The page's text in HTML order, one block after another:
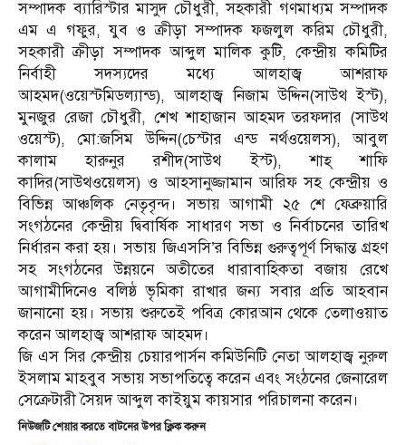
সম্পাদক ব্যারিস্টার মাসুদ চৌধুরী, সহকারী গণমাধ্যম সম্পাদক
এম এ গফুর, যুব ‌ও ক্রীড়া সম্পাদক ফজলুল করিম চৌধুরী,
সহকারী ক্রীড়া সম্পাদক আব্দুল মালিক কুটি, কেন্দ্রীয় কমিটির
নির্বাহী সদস্যদের মধ্যে আলহাজ্ব আশরাফ
আহমদ(ওয়েস্টমিডল্যান্ড), আলহাজ্ব নিজাম উদ্দিন(সাউথ ইস্ট),
মুনজুর রেজা চৌধুরী, শেখ শাহাজান আহমদ তরফদার (সাউথ
ওয়েস্ট), মো:জসিম উদ্দিন(চেস্টার এন্ড নর্থওয়েলস), আবুল
কালাম হারুনুর রশীদ(সাউথ ইস্ট), শাহ্‌ শাফি
কাদির(সাউথওয়েলস) ও আহসানুজ্জামান আরিফ সহ কেন্দ্রীয় ও
বিভিন্ন আঞ্চলিক নেতৃবৃন্দ। সভায় আগামী ২৫ শে ফেব্রুয়ারি
সংগঠনের কেন্দ্রীয় দ্বিবার্ষিক সাধারণ সভা ও নির্বাচনের তারিখ
নির্ধারন করা হয়। সভায় জিএসসি’র বিভিন্ন গুরুত্বপূর্ণ সিদ্ধান্ত গ্রহণ
সহ সংগঠনের উন্নয়নে অতীতের ধারাবাহিকতা বজায় রেখে
আগামীদিনেও বলিষ্ঠ ভৃমিকা রাখার জন্য সবার প্রতি আহবান
জানানো হয়। সভায় শুরুতেই পবিত্র কোরআন থেকে তেলাওয়াত
করেন আলহাজ্ব আশরাফ আহমদ।
জি এস সির কেন্দ্রীয় চেয়ারপার্সন কমিউনিটি নেতা আলহাজ্ব নুরুল
ইসলাম মাহবুব সভায় সভাপতিত্বে করেন এবং সংঠনের জেনারেল
সেক্রেটারী সৈয়দ আব্দুল কাইয়ুম কায়সার পরিচালনা করেন।
নিউজটি শেয়ার করতে বাটনের উপর ক্লিক করুন